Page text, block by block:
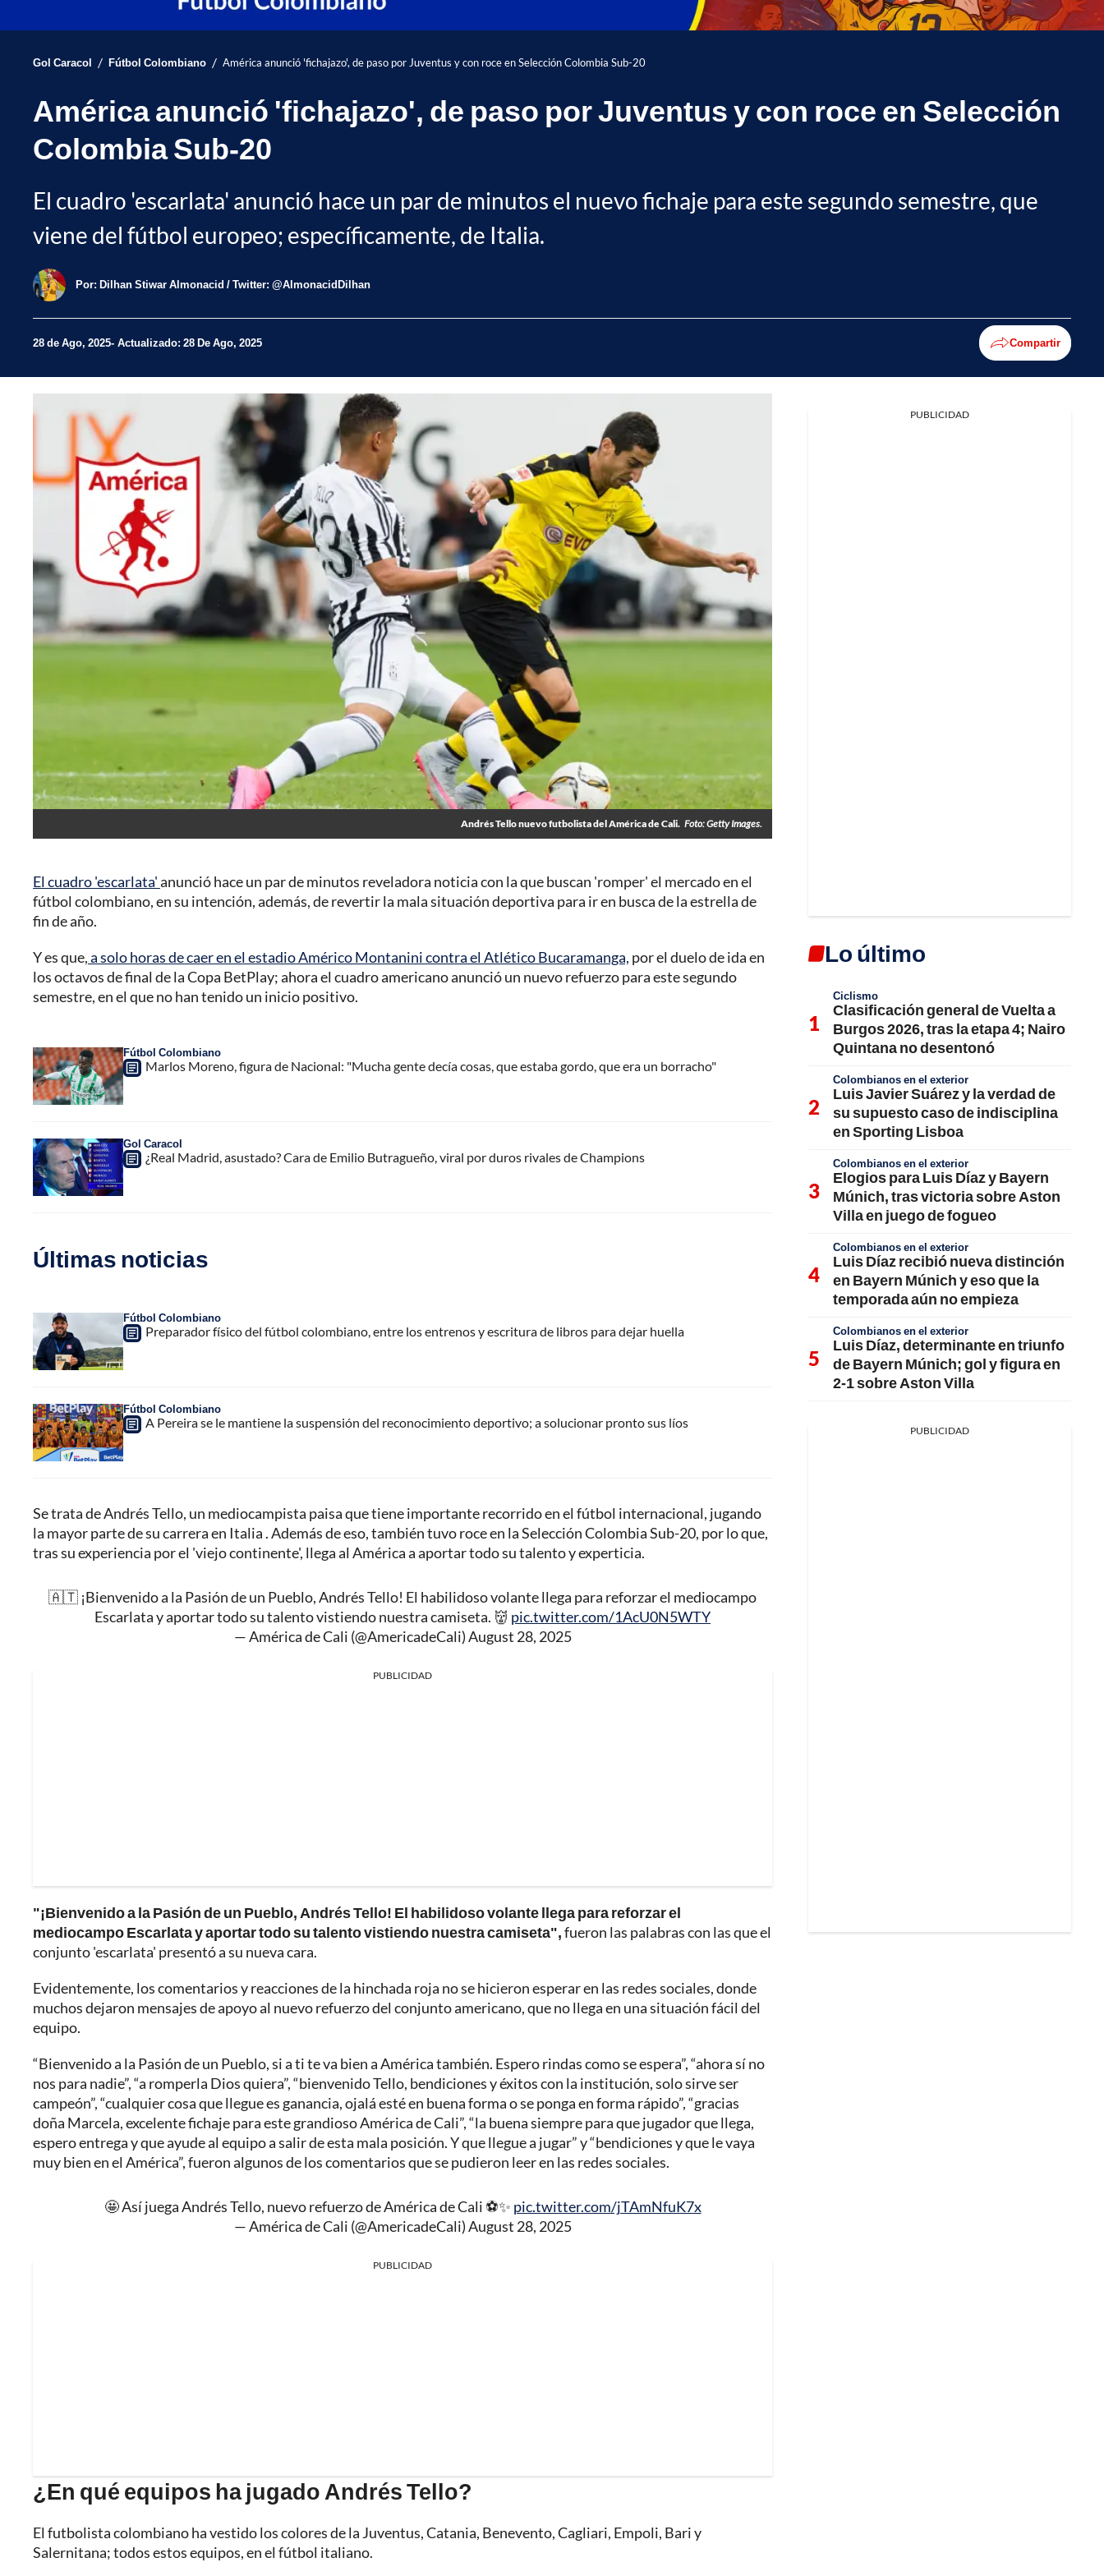
Gol Caracol / Fútbol Colombiano / América anunció 'fichajazo', de paso por Juventus y con roce en Selección Colombia Sub-20
América anunció 'fichajazo', de paso por Juventus y con roce en Selección
Colombia Sub-20
El cuadro 'escarlata' anunció hace un par de minutos el nuevo fichaje para este segundo semestre, que
viene del fútbol europeo; específicamente, de Italia.
Por: Dilhan Stiwar Almonacid / Twitter: @AlmonacidDilhan
28 de Ago, 2025 Actualizado: 28 De Ago, 2025 Compartir
Andrés Tello nuevo futbolista del América de Cali. Foto: Getty Images.
El cuadro 'escarlata'anunció hace un par de minutos reveladora noticia con la que buscan 'romper' el mercado en el
fútbol colombiano, en su intención, además, de revertir la mala situación deportiva para ir en busca de la estrella de
fin de año.
Y es que,a solo horas de caer en el estadio Américo Montanini contra el Atlético Bucaramanga, por el duelo de ida en
los octavos de final de la Copa BetPlay; ahora el cuadro americano anunció un nuevo refuerzo para este segundo
semestre, en el que no han tenido un inicio positivo.
Fútbol Colombiano
Marlos Moreno, figura de Nacional: "Mucha gente decía cosas, que estaba gordo, que era un borracho"
Gol Caracol
¿Real Madrid, asustado? Cara de Emilio Butragueño, viral por duros rivales de Champions
Últimas noticias
Fútbol Colombiano
Preparador físico del fútbol colombiano, entre los entrenos y escritura de libros para dejar huella
Fútbol Colombiano
A Pereira se le mantiene la suspensión del reconocimiento deportivo; a solucionar pronto sus líos
Se trata de Andrés Tello, un mediocampista paisa que tiene importante recorrido en el fútbol internacional, jugando
la mayor parte de su carrera en Italia . Además de eso, también tuvo roce en la Selección Colombia Sub-20, por lo que,
tras su experiencia por el 'viejo continente', llega al América a aportar todo su talento y experticia.
🇦🇹 ¡Bienvenido a la Pasión de un Pueblo, Andrés Tello! El habilidoso volante llega para reforzar el mediocampo
Escarlata y aportar todo su talento vistiendo nuestra camiseta. 👹 pic.twitter.com/1AcU0N5WTY
— América de Cali (@AmericadeCali)August 28, 2025
PUBLICIDAD
"¡Bienvenido a la Pasión de un Pueblo, Andrés Tello! El habilidoso volante llega para reforzar el
mediocampo Escarlata y aportar todo su talento vistiendo nuestra camiseta",fueron las palabras con las que el
conjunto 'escarlata' presentó a su nueva cara.
Evidentemente, los comentarios y reacciones de la hinchada roja no se hicieron esperar en las redes sociales, donde
muchos dejaron mensajes de apoyo al nuevo refuerzo del conjunto americano, que no llega en una situación fácil del
equipo.
“Bienvenido a la Pasión de un Pueblo, si a ti te va bien a América también. Espero rindas como se espera”, “ahora sí no
nos para nadie”, “a romperla Dios quiera”, “bienvenido Tello, bendiciones y éxitos con la institución, solo sirve ser
campeón”, “cualquier cosa que llegue es ganancia, ojalá esté en buena forma o se ponga en forma rápido”, “gracias
doña Marcela, excelente fichaje para este grandioso América de Cali”, “la buena siempre para que jugador que llega,
espero entrega y que ayude al equipo a salir de esta mala posición. Y que llegue a jugar” y “bendiciones y que le vaya
muy bien en el América”, fueron algunos de los comentarios que se pudieron leer en las redes sociales.
🤩 Así juega Andrés Tello, nuevo refuerzo de América de Cali ⚽️✨ pic.twitter.com/jTAmNfuK7x
— América de Cali (@AmericadeCali)August 28, 2025
PUBLICIDAD
¿En qué equipos ha jugado Andrés Tello?
El futbolista colombiano ha vestido los colores de la Juventus, Catania, Benevento, Cagliari, Empoli, Bari y
Salernitana; todos estos equipos, en el fútbol italiano.
PUBLICIDAD
Lo último
Ciclismo
Clasificación general de Vuelta a
Burgos 2026, tras la etapa 4; Nairo
Quintana no desentonó
Colombianos en el exterior
Luis Javier Suárez y la verdad de
su supuesto caso de indisciplina
en Sporting Lisboa
Colombianos en el exterior
Elogios para Luis Díaz y Bayern
Múnich, tras victoria sobre Aston
Villa en juego de fogueo
Colombianos en el exterior
Luis Díaz recibió nueva distinción
en Bayern Múnich y eso que la
temporada aún no empieza
Colombianos en el exterior
Luis Díaz, determinante en triunfo
de Bayern Múnich; gol y figura en
2-1 sobre Aston Villa
PUBLICIDAD